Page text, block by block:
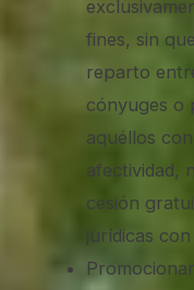
fines, sin
reparto
cónyuges o
aquéllos
afectividad,
cesión
jurídicas